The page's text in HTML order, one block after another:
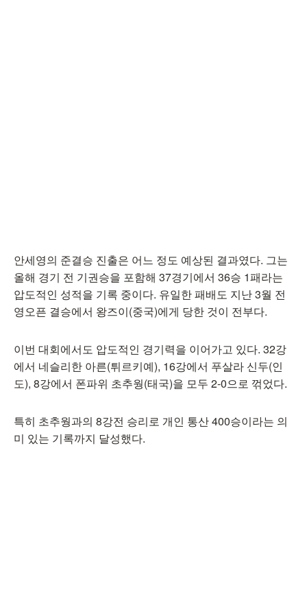
안세영의 준결승 진출은 어느 정도 예상된 결과였다. 그는
올해 경기 전 기권승을 포함해 37경기에서 36승 1패라는
압도적인 성적을 기록 중이다. 유일한 패배도 지난 3월 전
영오픈 결승에서 왕즈이(중국)에게 당한 것이 전부다.
이번 대회에서도 압도적인 경기력을 이어가고 있다. 32강
에서 네슬리한 아른(튀르키예), 16강에서 푸살라 신두(인
도), 8강에서 폰파위 초추웡(태국)을 모두 2-0으로 꺾었다.
특히 초추웡과의 8강전 승리로 개인 통산 400승이라는 의
미 있는 기록까지 달성했다.